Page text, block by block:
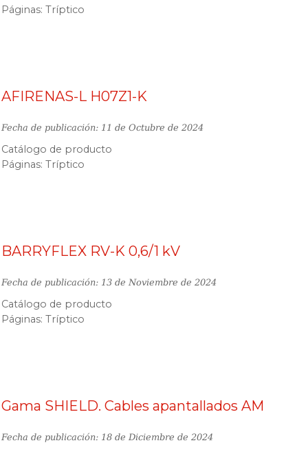
Páginas: Tríptico
AFIRENAS-L H07Z1-K
Fecha de publicación: 11 de Octubre de 2024
Catálogo de producto
Páginas: Tríptico
BARRYFLEX RV-K 0,6/1 kV
Fecha de publicación: 13 de Noviembre de 2024
Catálogo de producto
Páginas: Tríptico
Gama SHIELD. Cables apantallados AM
Fecha de publicación: 18 de Diciembre de 2024